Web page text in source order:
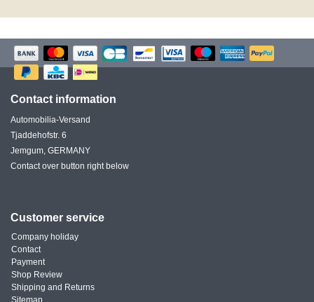
Contact information
Automobilia-Versand
Tjaddehofstr. 6
Jemgum, GERMANY
Contact over button right below
Customer service
Company holiday
Contact
Payment
Shop Review
Shipping and Returns
Sitemap